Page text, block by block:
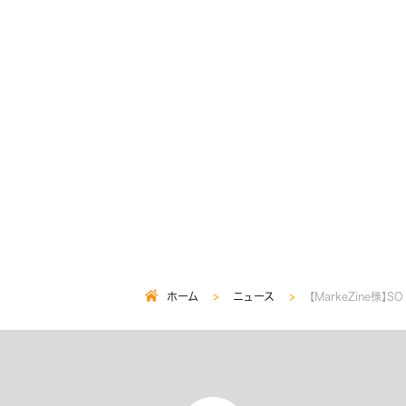
パ
ン
ホーム ニュース 【MarkeZine様】